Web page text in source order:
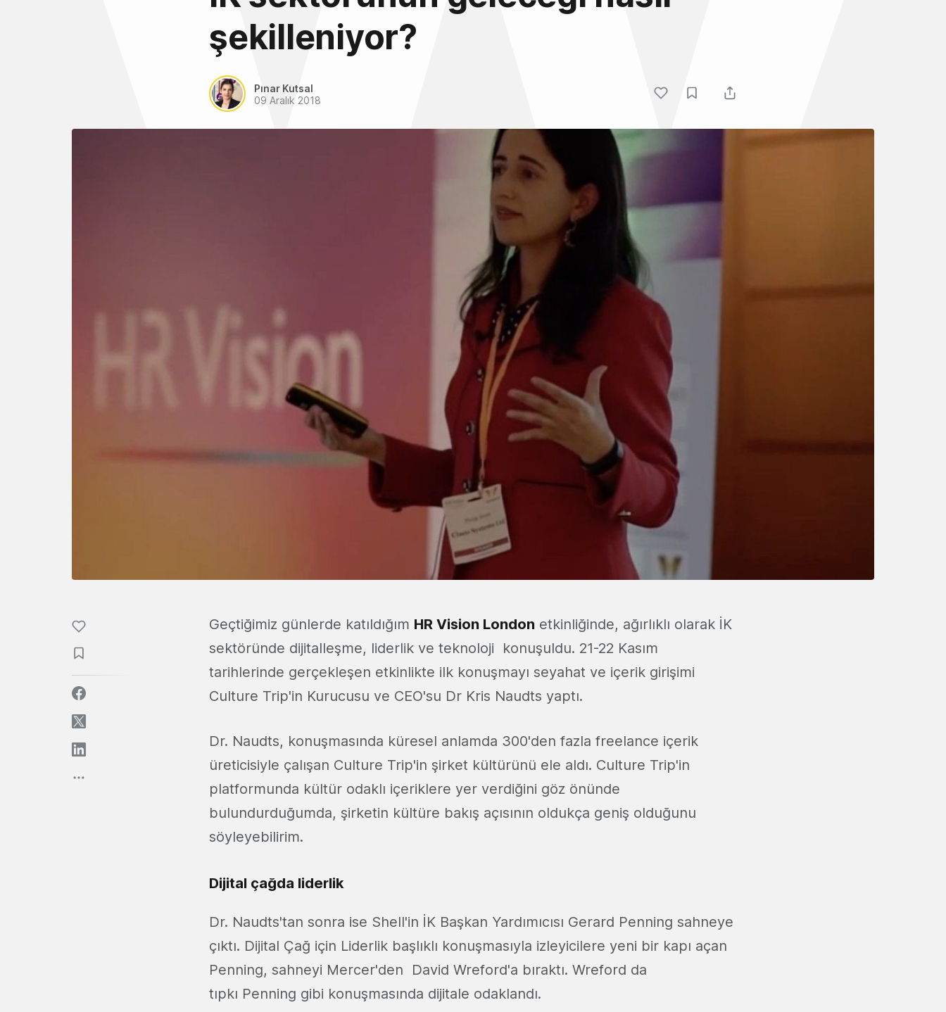
şekilleniyor?
Pınar Kutsal
09 Aralık 2018
Geçtiğimiz günlerde katıldığım HR Vision London etkinliğinde, ağırlıklı olarak İK
sektöründe dijitalleşme, liderlik ve teknoloji konuşuldu. 21-22 Kasım
tarihlerinde gerçekleşen etkinlikte ilk konuşmayı seyahat ve içerik girişimi
Culture Trip'in Kurucusu ve CEO'su Dr Kris Naudts yaptı.
Dr. Naudts, konuşmasında küresel anlamda 300'den fazla freelance içerik
üreticisiyle çalışan Culture Trip'in şirket kültürünü ele aldı. Culture Trip'in
platformunda kültür odaklı içeriklere yer verdiğini göz önünde
bulundurduğumda, şirketin kültüre bakış açısının oldukça geniş olduğunu
söyleyebilirim.
Dijital çağda liderlik
Dr. Naudts'tan sonra ise Shell'in İK Başkan Yardımıcısı Gerard Penning sahneye
çıktı. Dijital Çağ için Liderlik başlıklı konuşmasıyla izleyicilere yeni bir kapı açan
Penning, sahneyi Mercer'den David Wreford'a bıraktı. Wreford da
tıpkı Penning gibi konuşmasında dijitale odaklandı.